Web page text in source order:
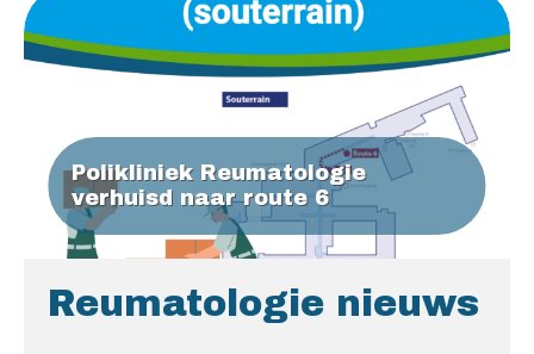
Polikliniek Reumatologie
verhuisd naar route 6
Reumatologie nieuws